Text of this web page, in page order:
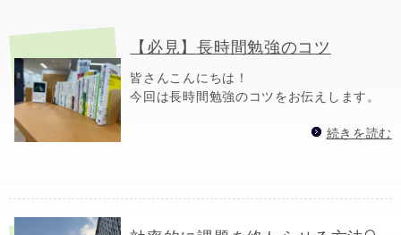
【必見】長時間勉強のコツ
皆さんこんにちは！
今回は長時間勉強のコツをお伝えします。
続きを読む